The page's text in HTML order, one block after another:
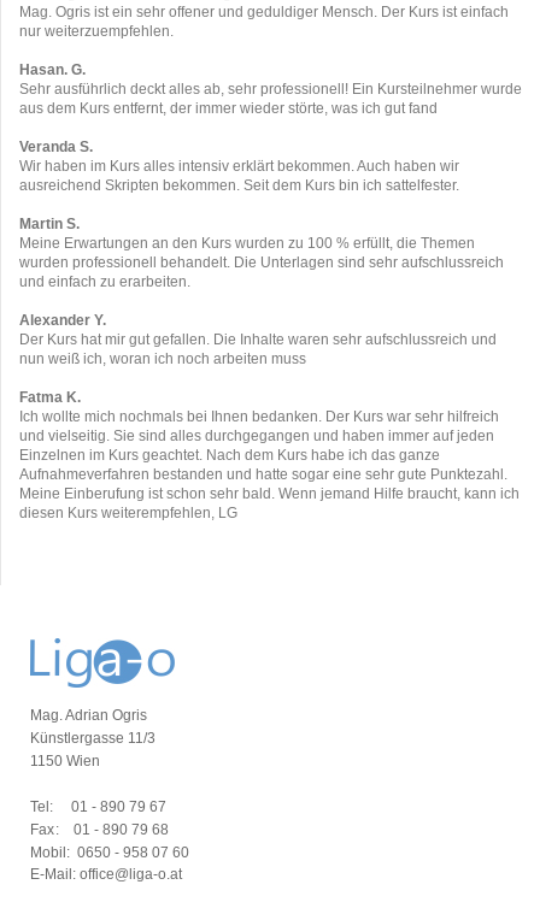
Mag. Ogris ist ein sehr offener und geduldiger Mensch. Der Kurs ist einfach
nur weiterzuempfehlen.
Hasan. G.
Sehr ausführlich deckt alles ab, sehr professionell! Ein Kursteilnehmer wurde
aus dem Kurs entfernt, der immer wieder störte, was ich gut fand
Veranda S.
Wir haben im Kurs alles intensiv erklärt bekommen. Auch haben wir
ausreichend Skripten bekommen. Seit dem Kurs bin ich sattelfester.
Martin S.
Meine Erwartungen an den Kurs wurden zu 100 % erfüllt, die Themen
wurden professionell behandelt. Die Unterlagen sind sehr aufschlussreich
und einfach zu erarbeiten.
Alexander Y.
Der Kurs hat mir gut gefallen. Die Inhalte waren sehr aufschlussreich und
nun weiß ich, woran ich noch arbeiten muss
Fatma K.
Ich wollte mich nochmals bei Ihnen bedanken. Der Kurs war sehr hilfreich
und vielseitig. Sie sind alles durchgegangen und haben immer auf jeden
Einzelnen im Kurs geachtet. Nach dem Kurs habe ich das ganze
Aufnahmeverfahren bestanden und hatte sogar eine sehr gute Punktezahl.
Meine Einberufung ist schon sehr bald. Wenn jemand Hilfe braucht, kann ich
diesen Kurs weiterempfehlen, LG
Mag. Adrian Ogris
Künstlergasse 11/3
1150 Wien
Tel:
01 - 890 79 67
Fax:
01 - 890 79 68
Mobil: 0650 - 958 07 60
E-Mail: office@liga-o.at